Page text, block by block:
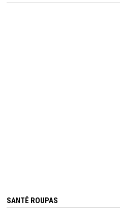
SANTÊ ROUPAS